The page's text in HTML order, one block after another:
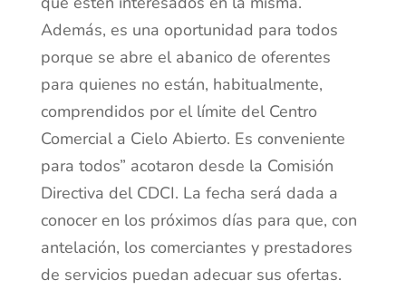
Además, es una oportunidad para todos
porque se abre el abanico de oferentes
para quienes no están, habitualmente,
comprendidos por el límite del Centro
Comercial a Cielo Abierto. Es conveniente
para todos” acotaron desde la Comisión
Directiva del CDCI. La fecha será dada a
conocer en los próximos días para que, con
antelación, los comerciantes y prestadores
de servicios puedan adecuar sus ofertas.